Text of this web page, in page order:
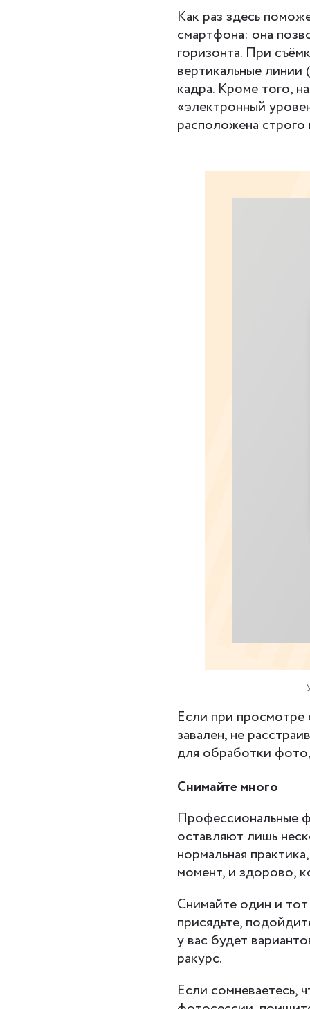
Как раз здесь
смартфона: она
горизонта. При
вертикальные линии
кадра. Кроме того,
«электронный
расположена строго
Если при просмотре
завален, не
для обработки
Снимайте много
Профессиональные
оставляют лишь
нормальная
момент, и здорово,
Снимайте один и
присядьте,
у вас будет
ракурс.
Если сомневаетесь,